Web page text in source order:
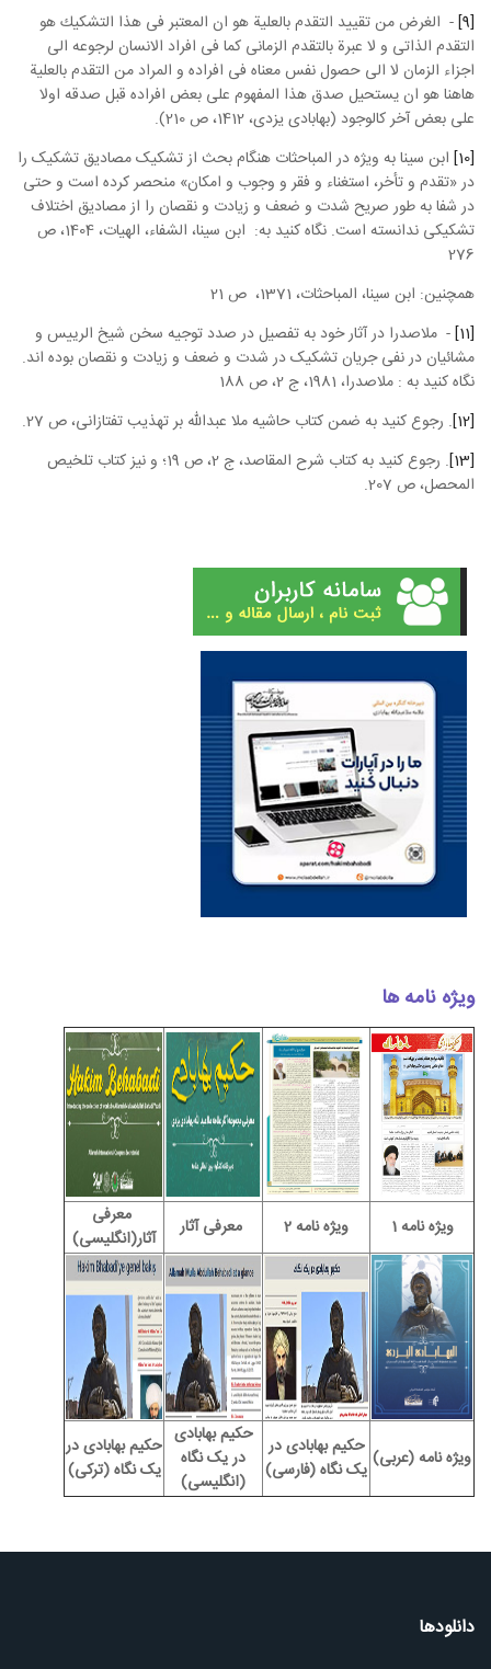
[9]
- الغرض من تقييد التقدم بالعلية هو ان المعتبر فى هذا التشكيك هو
التقدم الذاتى و لا عبرة بالتقدم الزمانى كما فى افراد الانسان لرجوعه الى
اجزاء الزمان لا الى حصول نفس معناه فى افراده و المراد من التقدم بالعلية
هاهنا هو ان يستحيل صدق هذا المفهوم على بعض افراده قبل صدقه اولا
على بعض آخر كالوجود (بهابادی یزدی، 1412، ص 210).
[10]
ابن سینا به ویژه در المباحثات هنگام بحث از تشکیک مصادیق تشکیک را
در «تقدم و تأخر، استغناء و فقر و وجوب و امکان» منحصر کرده است و حتی
در شفا به طور صریح شدت و ضعف و زیادت و نقصان را از مصادیق اختلاف
تشکیکی ندانسته است. نگاه کنید به: ابن سینا، الشفاء، الهیات، 1404، ص
276
همچنین: ابن سینا، المباحثات، 1371، ص 21
[11]
- ملاصدرا در آثار خود به تفصیل در صدد توجیه سخن شیخ الرییس و
مشائیان در نفی جریان تشکیک در شدت و ضعف و زیادت و نقصان بوده اند.
نگاه کنید به : ملاصدرا، 1981، ج 2، ص 188
[12]
. رجوع کنید به ضمن کتاب حاشیه ملا عبدالله برتهذیبتفتازانی، ص 27.
[13]
. رجوع کنید به کتاب شرح المقاصد، ج 2، ص 19؛ و نیز کتاب
تلخیص
المحصل، ص 207.
ویژه نامه ها
ویژه نامه 1 ویژه نامه 2 معرفی آثار
معرفی
آثار(انگلیسی)
ویژه نامه (عربی) حکیم بهابادی در
یک نگاه (فارسی)
حکیم بهابادی
در یک نگاه
(انگلیسی)
حکیم بهابادی در
یک نگاه (ترکی)
دانلودها